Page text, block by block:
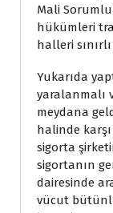
Mali
hükümleri
halleri
Yukarıda
yaralanmalı
meydana
halinde
sigorta
sigortanın
dairesinde
vücut